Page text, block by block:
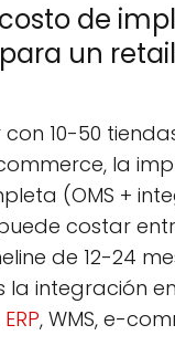
de
un
10-50
la
(OMS +
costar
de 12-24
la integración
ERP, WMS, e-